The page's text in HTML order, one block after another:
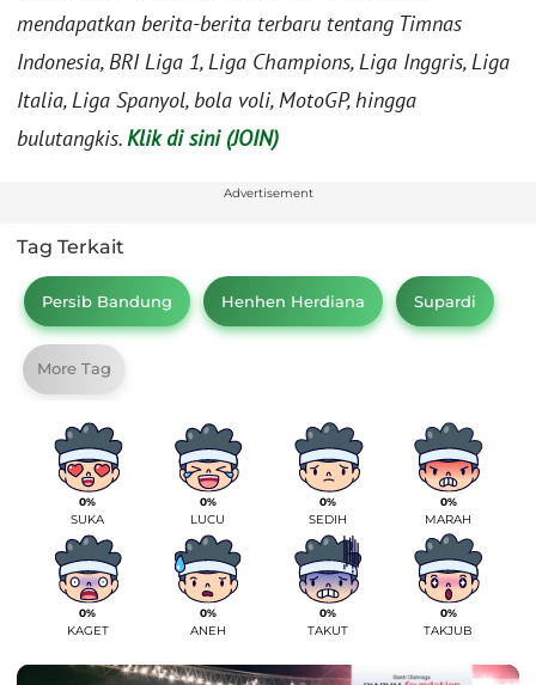
mendapatkan berita-berita terbaru tentang Timnas
Indonesia, BRI Liga 1, Liga Champions, Liga Inggris, Liga
Italia, Liga Spanyol, bola voli, MotoGP, hingga
bulutangkis. Klik di sini (JOIN)
Advertisement
Tag Terkait
Persib Bandung Henhen Herdiana Supardi
More Tag
0%
SUKA
0%
LUCU
0%
SEDIH
0%
MARAH
0%
KAGET
0%
ANEH
0%
TAKUT
0%
TAKJUB